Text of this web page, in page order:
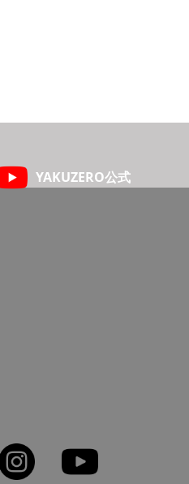
YAKUZERO公式
Instagram